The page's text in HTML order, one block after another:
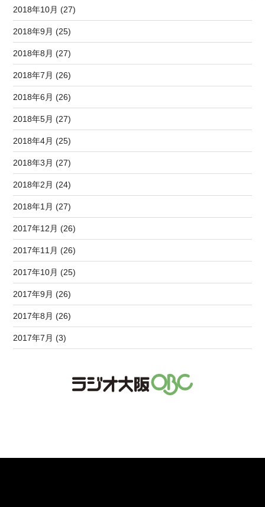
2018年10月 (27)
2018年9月 (25)
2018年8月 (27)
2018年7月 (26)
2018年6月 (26)
2018年5月 (27)
2018年4月 (25)
2018年3月 (27)
2018年2月 (24)
2018年1月 (27)
2017年12月 (26)
2017年11月 (26)
2017年10月 (25)
2017年9月 (26)
2017年8月 (26)
2017年7月 (3)